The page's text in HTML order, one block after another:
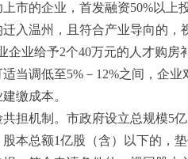
市的企业，首发融资50%以
入温州，且符合产业导向的
企业给予2个40万元的人才购
当调低至5%－12%之间，企
缴成本。
担机制。市政府设立总规模5
本总额1亿股（含）以下的，